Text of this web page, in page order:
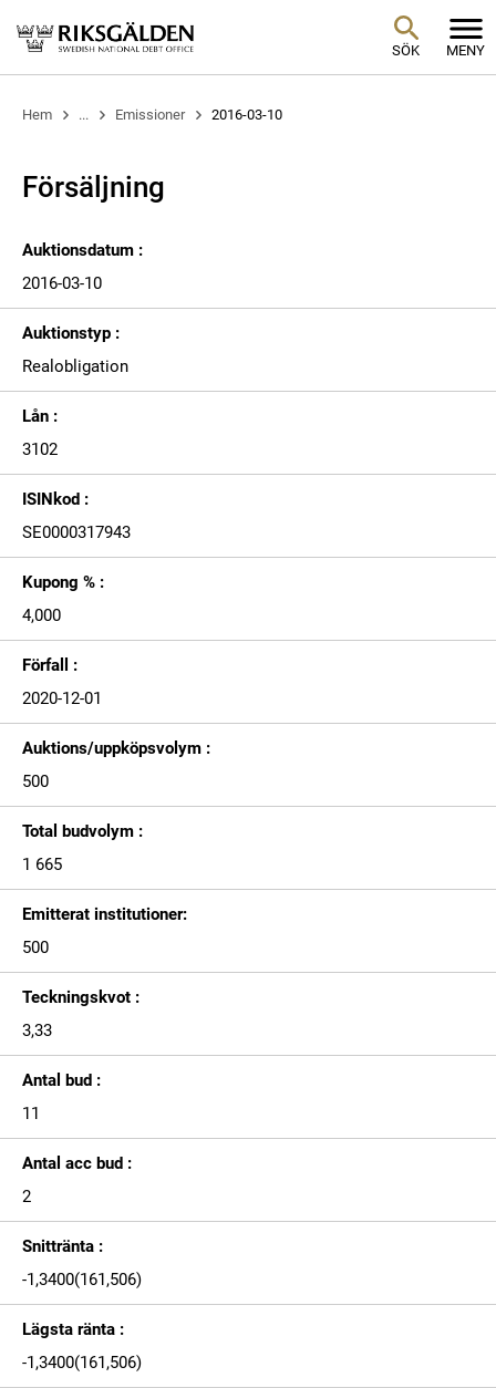
SÖK MENY
Hem ... Emissioner 2016-03-10
Försäljning
Auktionsdatum :
2016-03-10
Auktionstyp :
Realobligation
Lån :
3102
ISINkod :
SE0000317943
Kupong % :
4,000
Förfall :
2020-12-01
Auktions/uppköpsvolym :
500
Total budvolym :
1 665
Emitterat institutioner:
500
Teckningskvot :
3,33
Antal bud :
11
Antal acc bud :
2
Snittränta :
-1,3400(161,506)
Lägsta ränta :
-1,3400(161,506)